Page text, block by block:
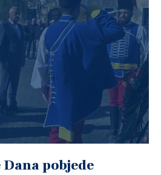
pobjede